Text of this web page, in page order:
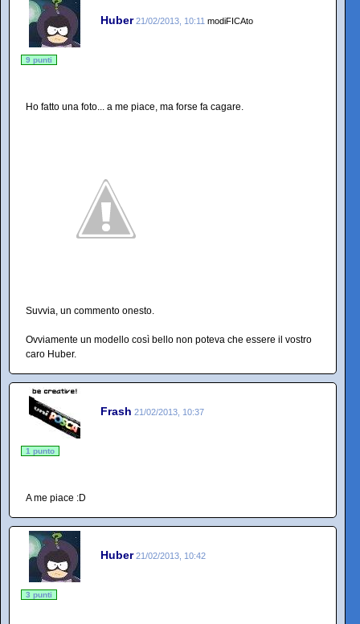
Huber 21/02/2013, 10:11 modiFICAto
9 punti
Ho fatto una foto... a me piace, ma forse fa cagare.
Suvvia, un commento onesto.
Ovviamente un modello così bello non poteva che essere il vostro
caro Huber.
Frash 21/02/2013, 10:37
1 punto
A me piace :D
Huber 21/02/2013, 10:42
3 punti